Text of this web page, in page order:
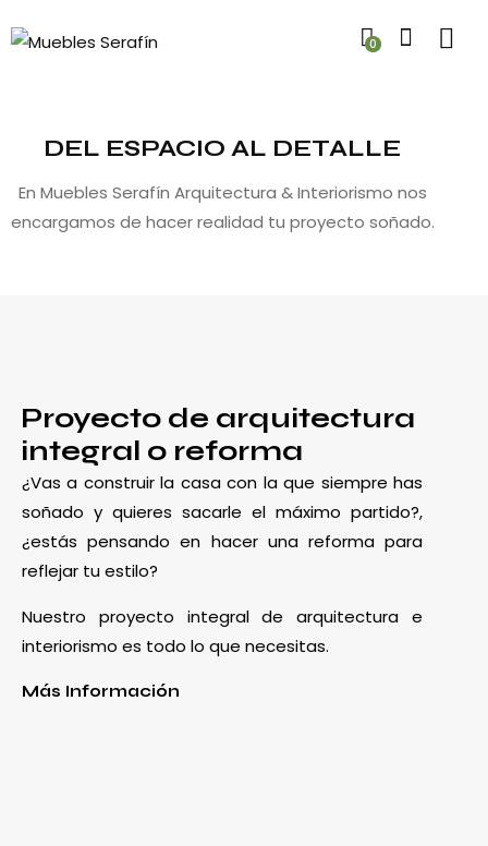
0
DEL ESPACIO AL DETALLE
En Muebles Serafín Arquitectura & Interiorismo nos
encargamos de hacer realidad tu proyecto soñado.
Proyecto de arquitectura
integral o reforma
¿Vas a construir la casa con la que siempre has
soñado y quieres sacarle el máximo partido?,
¿estás pensando en hacer una reforma para
reflejar tu estilo?
Nuestro proyecto integral de arquitectura e
interiorismo es todo lo que necesitas.
Más Información